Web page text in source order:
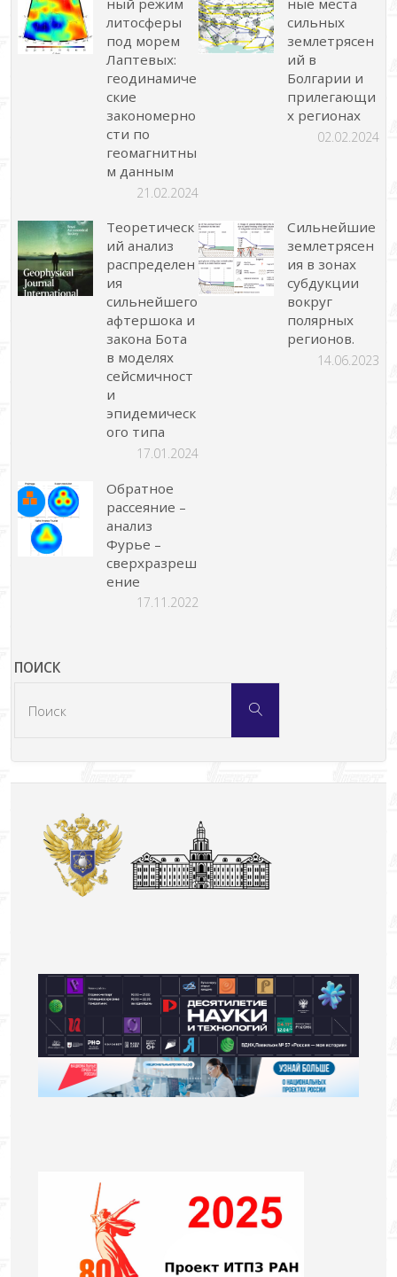
ный режим
литосферы
под морем
Лаптевых:
геодинамиче
ские
закономерно
сти по
геомагнитны
м данным
21.02.2024
ные места
сильных
землетрясен
ий в
Болгарии и
прилегающи
х регионах
02.02.2024
Теоретическ
ий анализ
распределен
ия
сильнейшего
афтершока и
закона Бота
в моделях
сейсмичност
и
эпидемическ
ого типа
17.01.2024
Сильнейшие
землетрясен
ия в зонах
субдукции
вокруг
полярных
регионов.
14.06.2023
Обратное
рассеяние –
анализ
Фурье –
сверхразреш
ение
17.11.2022
ПОИСК
Поиск